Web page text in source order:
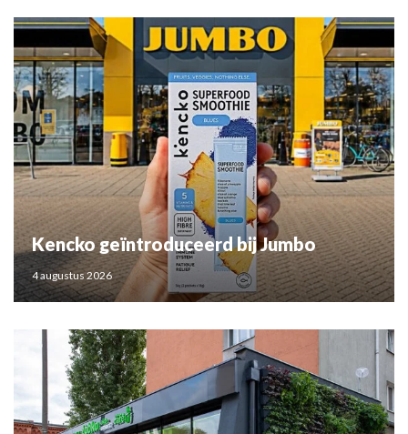
Kencko geïntroduceerd bij Jumbo
4 augustus 2026